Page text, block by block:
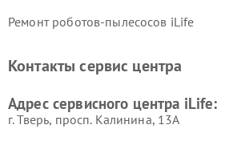
Ремонт роботов-пылесосов iLife
Контакты сервис центра
Адрес сервисного центра iLife:
г. Тверь, просп. Калинина, 13А